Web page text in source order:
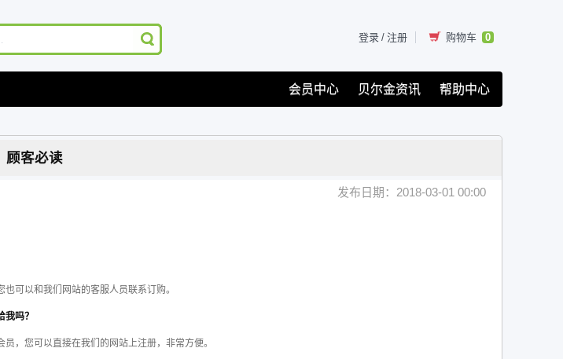
登录 / 注册 购物车 0
会员中心 贝尔金资讯 帮助中心
顾客必读
发布日期：2018-03-01 00:00
可以和我们网站的客服人员联系订购。
吗？
，您可以直接在我们的网站上注册，非常方便。